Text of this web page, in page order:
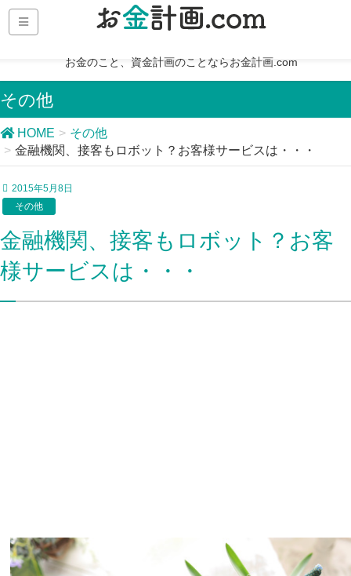
お金のこと、資金計画のことならお金計画.com
その他
HOME
その他
金融機関、接客もロボット？お客様サービスは・・・
2015年5月8日
その他
金融機関、接客もロボット？お客
様サービスは・・・